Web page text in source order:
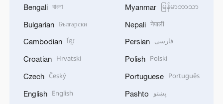
Bengali বাংলা
Bulgarian Български
Cambodian ខ្មែរ
Croatian Hrvatski
Czech Český
English English
Myanmar မြန်မာဘာသာ
Nepali नेपाली
Persian فارسی
Polish Polski
Portuguese Português
Pashto پښتو